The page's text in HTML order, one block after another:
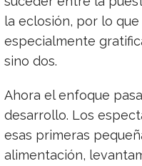
la eclosión, por lo
especialmente
sino dos.
Ahora el enfoque
desarrollo. Los
esas primeras
alimentación,